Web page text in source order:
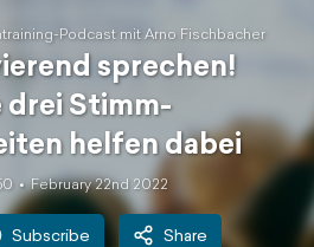
Podcast mit Arno Fischbacher
sprechen!
drei Stimm-
helfen dabei
February 22nd 2022
Subscribe Share